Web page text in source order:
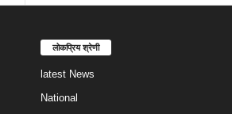
लोकप्रिय श्रेणी
latest News
National